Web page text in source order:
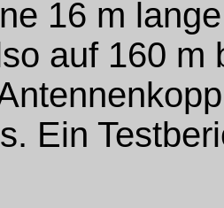
16 m
auf 160 m
Ein